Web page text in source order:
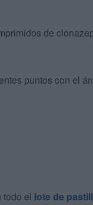
de
puntos con el
el lote de